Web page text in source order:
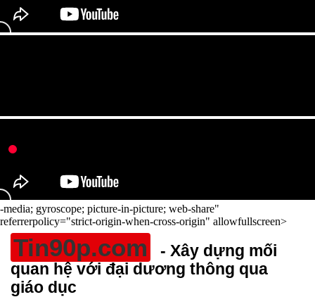
-media; gyroscope; picture-in-picture; web-share"
referrerpolicy="strict-origin-when-cross-origin" allowfullscreen>
Tin90p.com
- Xây dựng mối
quan hệ với đại dương thông qua
giáo dục